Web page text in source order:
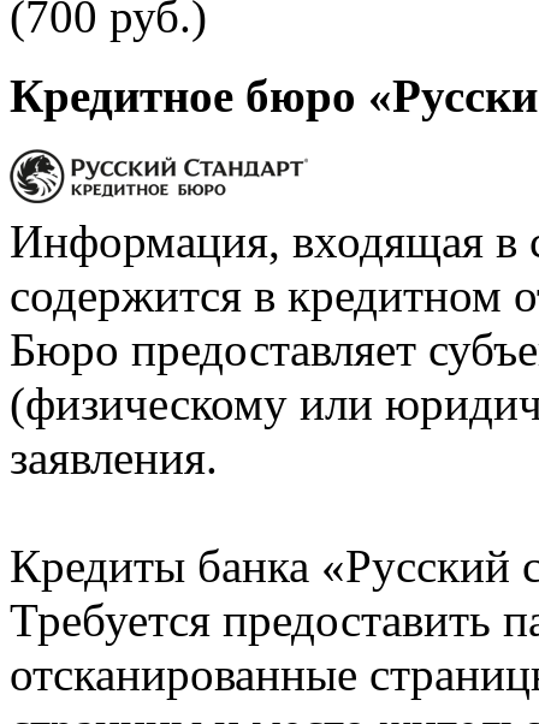
(700 руб.)
Кредитное бюро
Информация, входящая в
содержится в кредитном
Бюро предоставляет
(физическому или
заявления.
Кредиты банка «Русский
Требуется предоставить
отсканированные